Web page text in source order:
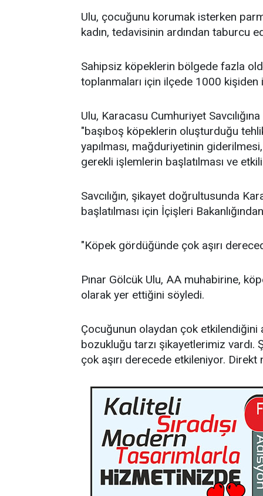
Ulu, çocuğunu korumak isterken
kadın, tedavisinin ardından taburcu
Sahipsiz köpeklerin bölgede fazla
toplanmaları için ilçede 1000 kişiden
Ulu, Karacasu Cumhuriyet
"başıboş köpeklerin oluşturduğu
yapılması, mağduriyetinin
gerekli işlemlerin başlatılması ve
Savcılığın, şikayet doğrultusunda
başlatılması için İçişleri
"Köpek gördüğünde çok aşırı
Pınar Gölcük Ulu, AA muhabirine,
olarak yer ettiğini söyledi.
Çocuğunun olaydan çok
bozukluğu tarzı şikayetlerimiz
çok aşırı derecede etkileniyor.